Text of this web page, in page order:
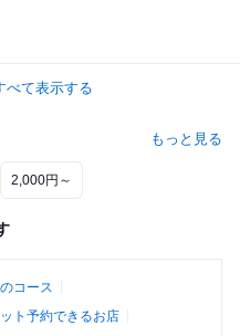
べて表示する
もっと見る
2,000円～
コース
ト予約できるお店